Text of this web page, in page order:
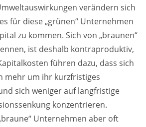
verändern sich
für diese „grünen“ Unternehmen
zu kommen. Sich von „braunen“
ist deshalb kontraproduktiv,
führen dazu, dass sich
mehr um ihr kurzfristiges
sich weniger auf langfristige
konzentrieren.
Unternehmen aber oft